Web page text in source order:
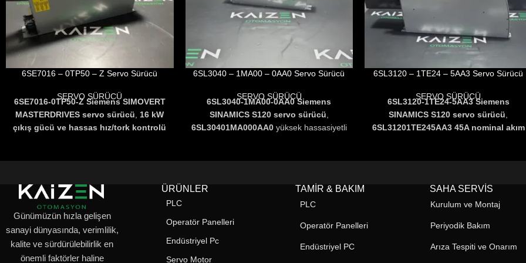
6SE7016 – 0TP50 – Z Servo Sürücü
SERVO SÜRÜCÜ
6SE7016-0TP50-Z Siemens SIMOVERT
MASTERDRIVES servo sürücü
16 kW
çıkış gücü ve hassas hız/tork kontrolü
entegrasyonunu kolaylaştırır
6SL3040 – 1MA00 – 0AA0 Servo Sürücü
SERVO SÜRÜCÜ
6SL3040-1MA00-0AA0 Siemens
SINAMICS S120 servo sürücü
6SL30401MA000AA0 yüksek hassasiyetli
ve enerji verimliliği sağlayan akıllı
en zorlu
uygulamalarda bile üstün performans
6SL3120 – 1TE24 – 5AA3 Servo Sürücü
SERVO SÜRÜCÜ
6SL3120-1TE24-5AA3 Siemens
SINAMICS S120 servo sürücü
6SL31201TE245AA3 45A nominal akım
PROFIBUS ve EtherCAT desteği ile
kolay entegrasyon sağlar.
Günümüzün hızla gelişen
sanayi dünyasında, verimlilik,
kalite ve sürdürülebilirlik en
önemli faktörler haline
ÜRÜNLER
PLC
Operatör Panelleri
Endüstriyel Pc
Servo Motor
TAMIR & BAKIM
PLC
Operatör Panelleri
Endüstriyel PC
SAHA SERVIS
Kurulum ve Montaj
Periyodik Bakım
Arıza Tespiti ve Onarım